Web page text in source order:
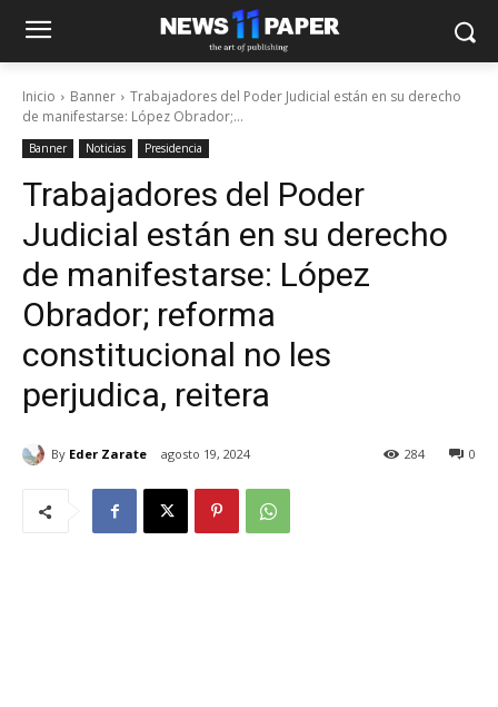
Inicio Banner
Trabajadores del Poder Judicial están en su derecho
de manifestarse: López Obrador;...
Banner Noticias Presidencia
Trabajadores del Poder
Judicial están en su derecho
de manifestarse: López
Obrador; reforma
constitucional no les
perjudica, reitera
By Eder Zarate agosto 19, 2024 0
284